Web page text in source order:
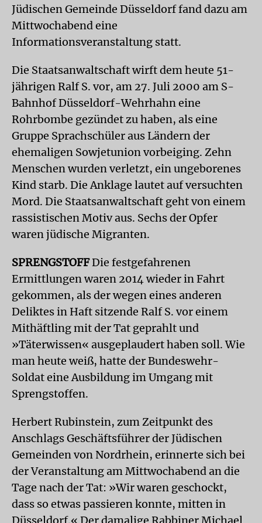
Jüdischen Gemeinde Düsseldorf fand dazu am
Mittwochabend eine
Informationsveranstaltung statt.
Die Staatsanwaltschaft wirft dem heute 51-
jährigen Ralf S. vor, am 27. Juli 2000 am S-
Bahnhof Düsseldorf-Wehrhahn eine
Rohrbombe gezündet zu haben, als eine
Gruppe Sprachschüler aus Ländern der
ehemaligen Sowjetunion vorbeiging. Zehn
Menschen wurden verletzt, ein ungeborenes
Kind starb. Die Anklage lautet auf versuchten
Mord. Die Staatsanwaltschaft geht von einem
rassistischen Motiv aus. Sechs der Opfer
waren jüdische Migranten.
SPRENGSTOFFDie festgefahrenen
Ermittlungen waren 2014 wieder in Fahrt
gekommen, als der wegen eines anderen
Deliktes in Haft sitzende Ralf S. vor einem
Mithäftling mit der Tat geprahlt und
»Täterwissen« ausgeplaudert haben soll. Wie
man heute weiß, hatte der Bundeswehr-
Soldat eine Ausbildung im Umgang mit
Sprengstoffen.
Herbert Rubinstein, zum Zeitpunkt des
Anschlags Geschäftsführer der Jüdischen
Gemeinden von Nordrhein, erinnerte sich bei
der Veranstaltung am Mittwochabend an die
Tage nach der Tat: »Wir waren geschockt,
dass so etwas passieren konnte, mitten in